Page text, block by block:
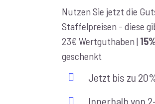
bis
€100,00
Nutzen Sie jetzt die
Staffelpreisen - diese
23€ Wertguthaben |
geschenkt
Jetzt bis zu
Innerhalb von